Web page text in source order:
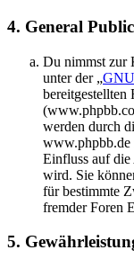
4. General
Du nimmst zur
unter der „
werden durch
www.phpbb.de
Einfluss auf
wird. Sie
für bestimmte
fremder Foren
5.